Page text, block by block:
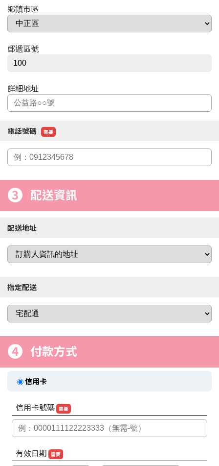
鄉鎮市區
郵遞區號
詳細地址
電話號碼 需要
3 配送資訊
配送地址
指定配送
4 付款方式
信用卡
信用卡號碼 需要
有效日期 需要